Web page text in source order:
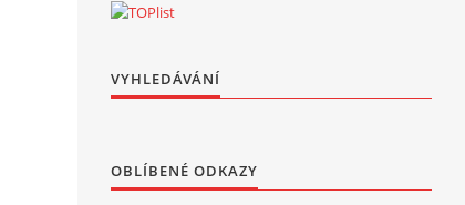
VYHLEDÁVÁNÍ
OBLÍBENÉ ODKAZY